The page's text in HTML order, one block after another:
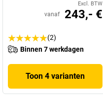
Excl. BTW
vanaf 243,- €
(2)
Binnen 7 werkdagen
Toon 4 varianten